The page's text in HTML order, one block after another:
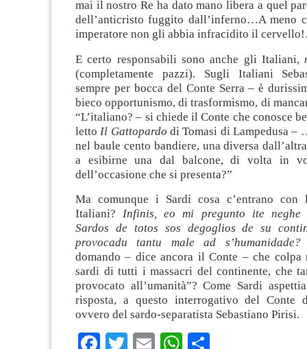
mai il nostro Re ha dato mano libera a quel
dell’anticristo fuggito dall’inferno…A meno
imperatore non gli abbia infracidito il
E certo responsabili sono anche gli Italiani,
(completamente pazzi). Sugli Italiani
sempre per bocca del Conte Serra – è
bieco opportunismo, di trasformismo, di
“L’italiano? – si chiede il Conte che conosce
letto Il Gattopardo di Tomasi di Lampedusa –
nel baule cento bandiere, una diversa
a esibirne una dal balcone, di volta in
dell’occasione che si presenta?”
Ma comunque i Sardi cosa c’entrano con
Italiani?Infinis, eo mi pregunto ite neghe
Sardos de totos sos degoglios de su
provocadu tantu male ad s’humanidade?
domando – dice ancora il Conte – che colpa
sardi di tutti i massacri del continente, che
provocato all’umanità”? Come Sardi
risposta, a questo interrogativo del Conte
ovvero del sardo-separatista Sebastiano Pirisi.
Facebook
TwitterEmailWhatsApp